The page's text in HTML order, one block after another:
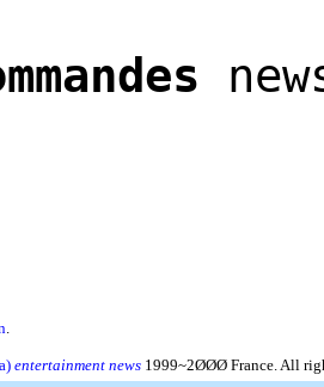
entertainment news1999~2ØØØ France. All